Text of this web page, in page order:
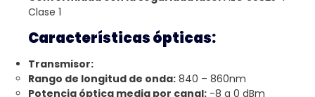
Clase 1
Características ópticas:
Transmisor:
Rango de longitud de onda: 840 – 860nm
Potencia óptica media por canal: -8 a 0 dBm